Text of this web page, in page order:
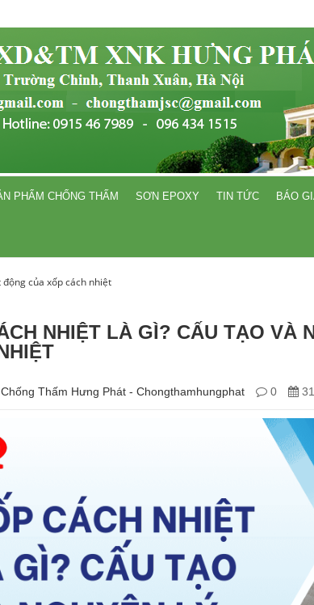
PHẨM CHỐNG THẤM SƠN EPOXY TIN TỨC BÁO
của xốp cách nhiệt
NHIỆT LÀ GÌ? CẤU TẠO VÀ
Chống Thấm Hưng Phát - Chongthamhungphat 0